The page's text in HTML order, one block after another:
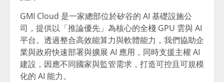
GMI Cloud 是一家總部位於矽谷的 AI 基礎設施公
司，提供以「推論優先」為核心的全棧 GPU 雲與 AI
平台。透過整合高效能算力與軟體能力，我們協助企
業與政府快速部署與擴展 AI 應用，同時支援主權 AI
建設，因應不同國家與監管需求，打造可控且可規模
化的 AI 能力。